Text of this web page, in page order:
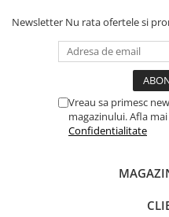
Newsletter Nu rata ofertele si
Vreau sa primesc
magazinului. Afla
Confidentialitate